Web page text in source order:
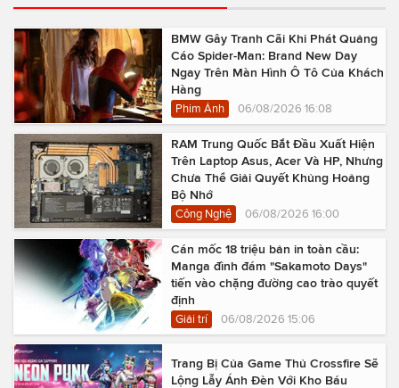
BMW Gây Tranh Cãi Khi Phát Quảng
Cáo Spider-Man: Brand New Day
Ngay Trên Màn Hình Ô Tô Của Khách
Hàng
Phim Ảnh 06/08/2026 16:08
RAM Trung Quốc Bắt Đầu Xuất Hiện
Trên Laptop Asus, Acer Và HP, Nhưng
Chưa Thể Giải Quyết Khủng Hoảng
Bộ Nhớ
Công Nghệ 06/08/2026 16:00
Cán mốc 18 triệu bản in toàn cầu:
Manga đình đám "Sakamoto Days"
tiến vào chặng đường cao trào quyết
định
Giải trí 06/08/2026 15:06
Trang Bị Của Game Thủ Crossfire Sẽ
Lộng Lẫy Ánh Đèn Với Kho Báu